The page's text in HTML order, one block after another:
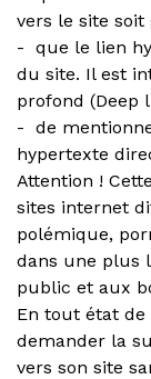
vers le site soit
- que le lien
du site. Il est
profond (Deep
- de
hypertexte
Attention !
sites internet
polémique,
dans une plus
public et aux
En tout état de
demander la
vers son site